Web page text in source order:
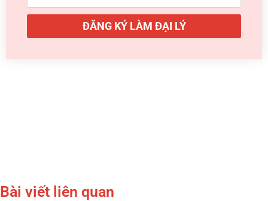
ĐĂNG KÝ LÀM ĐẠI LÝ
Bài viết liên quan